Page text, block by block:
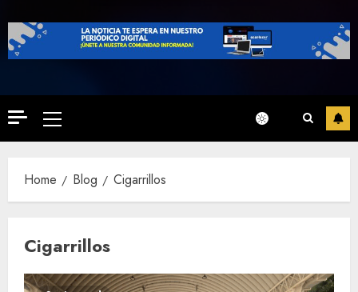
Primary
Menu
Home Blog Cigarrillos
Cigarrillos